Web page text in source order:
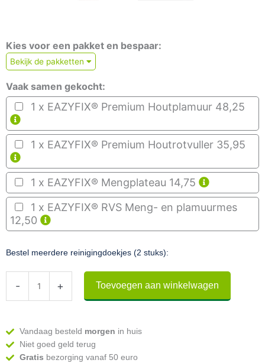
Kies voor een pakket en bespaar:
Bekijk de pakketten
Vaak samen gekocht:
1 x EAZYFIX® Premium Houtplamuur 48,25
1 x EAZYFIX® Premium Houtrotvuller 35,95
1 x EAZYFIX® Mengplateau 14,75
1 x EAZYFIX® RVS Meng- en plamuurmes
12,50
Bestel meerdere reinigingdoekjes (2 stuks):
-
Reinigingsdoekjes
-
stuks
aantal
+ Toevoegen aan winkelwagen
Vandaag besteld morgen in huis
Niet goed geld terug
Gratis bezorging vanaf 50 euro